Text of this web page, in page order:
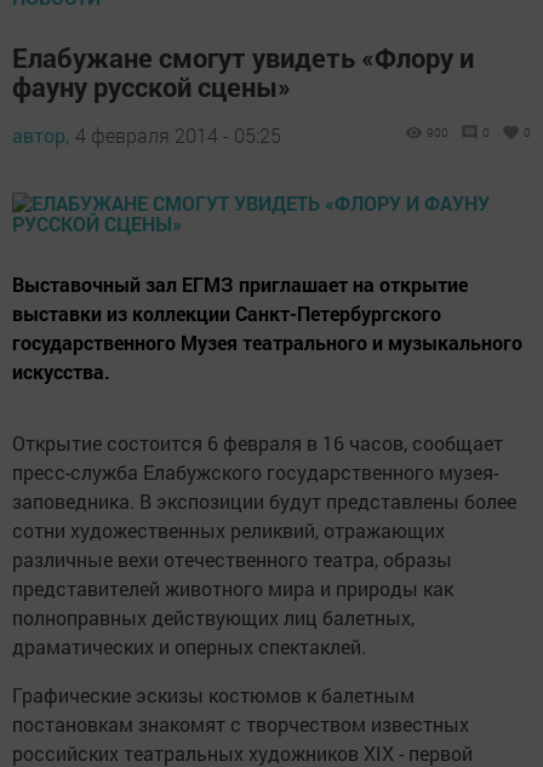
Елабужане смогут увидеть «Флору и
фауну русской сцены»
автор, 4 февраля 2014 - 05:25 900 0 0
Выставочный зал ЕГМЗ приглашает на открытие
выставки из коллекции Санкт-Петербургского
государственного Музея театрального и музыкального
искусства.
Открытие состоится 6 февраля в 16 часов, сообщает
пресс-служба Елабужского государственного музея-
заповедника. В экспозиции будут представлены более
сотни художественных реликвий, отражающих
различные вехи отечественного театра, образы
представителей животного мира и природы как
полноправных действующих лиц балетных,
драматических и оперных спектаклей.
Графические эскизы костюмов к балетным
постановкам знакомят с творчеством известных
российских театральных художников ХIХ - первой